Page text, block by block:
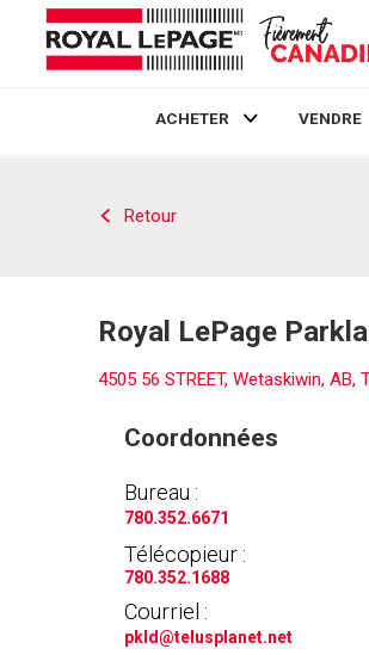
ACHETER VENDRE
Retour
Royal LePage
4505 56 STREET, Wetaskiwin, AB,
Coordonnées
Bureau :
780.352.6671
Télécopieur :
780.352.1688
Courriel :
pkld@telusplanet.net